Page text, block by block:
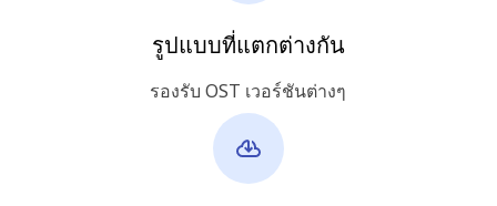
รูปแบบที่แตกต่างกัน
รองรับ OST เวอร์ชันต่างๆ